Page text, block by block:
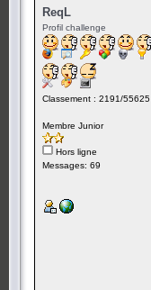
ReqL
Profil challenge
Classement : 2191/55625
Membre Junior
Hors ligne
Messages: 69